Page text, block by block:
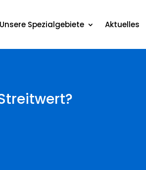
Unsere Spezialgebiete Aktuelles